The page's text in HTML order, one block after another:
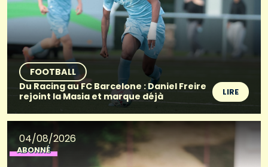
FOOTBALL
Du Racing au FC Barcelone : Daniel Freire
rejoint la Masia et marque déjà
LIRE
04/08/2026
ABONNÉ